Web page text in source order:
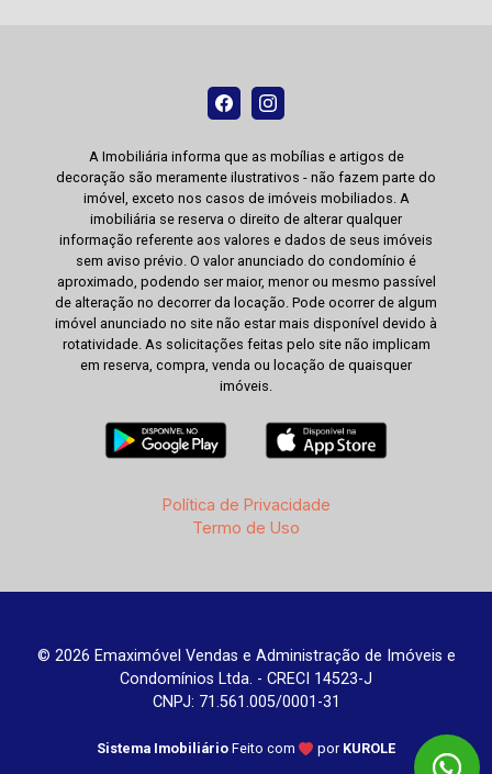
A Imobiliária informa que as mobílias e artigos de
decoração são meramente ilustrativos - não fazem parte do
imóvel, exceto nos casos de imóveis mobiliados. A
imobiliária se reserva o direito de alterar qualquer
informação referente aos valores e dados de seus imóveis
sem aviso prévio. O valor anunciado do condomínio é
aproximado, podendo ser maior, menor ou mesmo passível
de alteração no decorrer da locação. Pode ocorrer de algum
imóvel anunciado no site não estar mais disponível devido à
rotatividade. As solicitações feitas pelo site não implicam
em reserva, compra, venda ou locação de quaisquer
imóveis.
Política de Privacidade
Termo de Uso
© 2026 Emaximóvel Vendas e Administração de Imóveis e
Condomínios Ltda. - CRECI 14523-J
CNPJ: 71.561.005/0001-31
Sistema Imobiliário Feito com por KUROLE